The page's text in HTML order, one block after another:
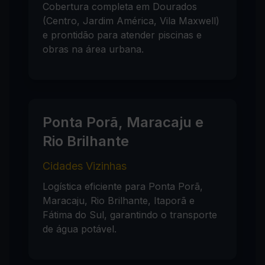
Cobertura completa em Dourados
(Centro, Jardim América, Vila Maxwell)
e prontidão para atender piscinas e
obras na área urbana.
Ponta Porã, Maracaju e
Rio Brilhante
Cidades Vizinhas
Logística eficiente para Ponta Porã,
Maracaju, Rio Brilhante, Itaporã e
Fátima do Sul, garantindo o transporte
de água potável.